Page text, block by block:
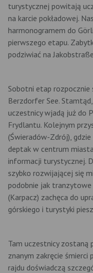
turystycznej powitają
na karcie pokładowej.
harmonogramem do
pierwszego etapu.
podziwiać na
Sobotni etap rozpocznie
Berzdorfer See.
uczestnicy wjadą już do
Frydlantu. Kolejnym
(Świeradów-Zdrój),
deptak w centrum
informacji turystycznej.
szybko rozwijającej się
podobnie jak
(Karpacz) zachęca do
górskiego i turystyki
Tam uczestnicy
znanym zakręcie śmierci
rajdu doświadczą